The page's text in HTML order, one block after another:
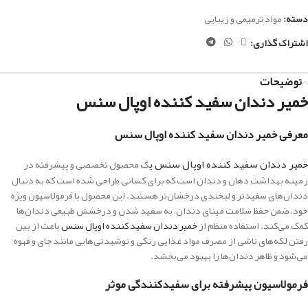
دسته:مواد ترمیمی و زیبایی
اشتراک گذاری:
توضیحات
خمیر دندان سفید کننده اوپال سنس
معرفی خمیر دندان سفید کننده اوپال سنس
خمیر دندان سفید کننده اوپال سنسیک محصول تخصصی و پیشرفته در
زمینه بهداشت دهان و دندان است که برای کسانی طراحی شده است که به دنبال
دندان‌های سفیدتر و لبخندی درخشان‌تر هستند. این محصول با فرمولاسیون ویژه
خود، ضمن حفظ سلامت مینای دندان، به سفید شدن و درخشش طبیعی دندان‌ها
کمک می‌کند. استفاده منظم ازخمیر دندان سفید کننده اوپال سنسباعث از بین
رفتن لکه‌های ناشی از مصرف مواد غذایی رنگی و نوشیدنی‌هایی مانند چای و قهوه
می‌شود و ظاهر دندان‌ها را بهبود می‌بخشد.
فرمولاسیون پیشرفته برای سفیدکنندگی موثر